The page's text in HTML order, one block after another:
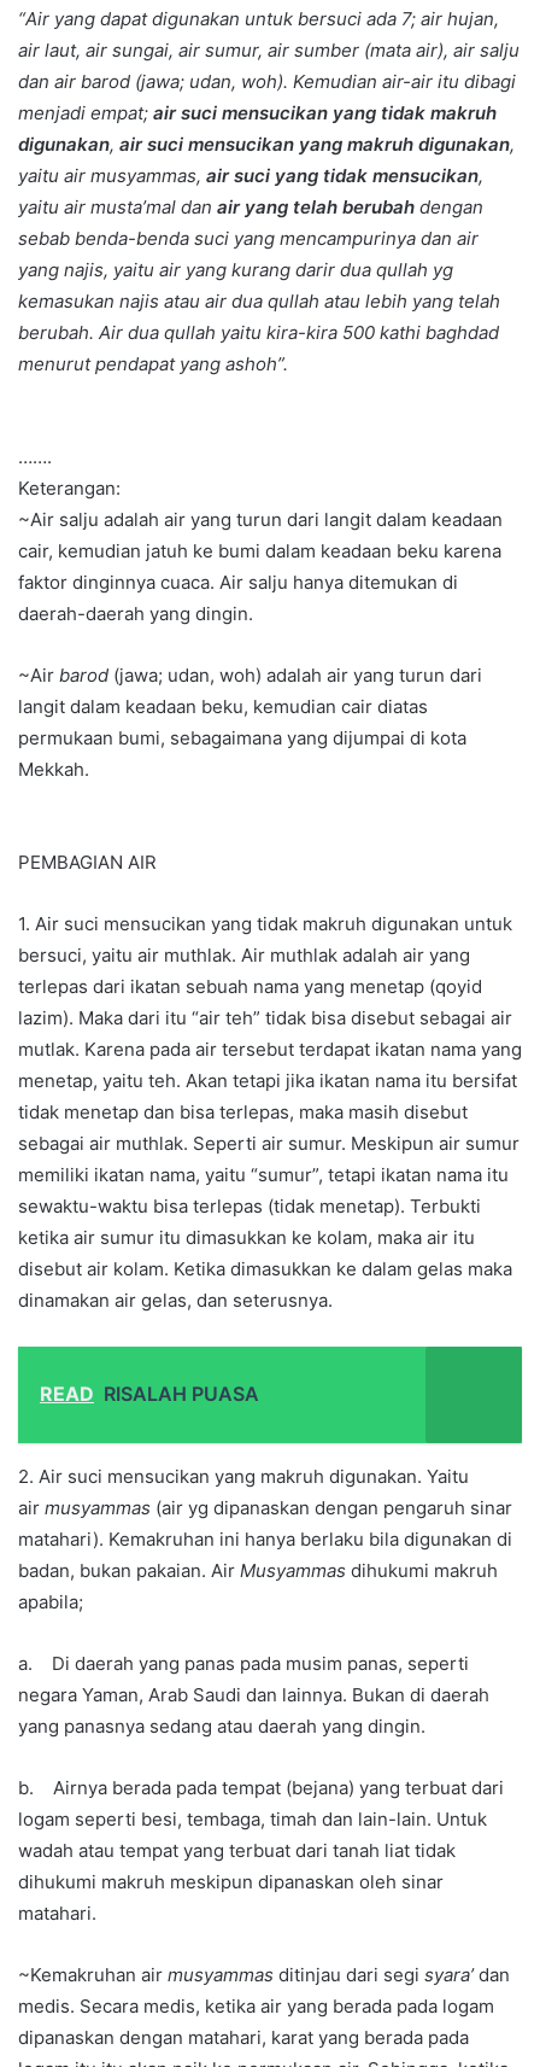
“Air yang dapat digunakan untuk bersuci ada 7; air hujan,
air laut, air sungai, air sumur, air sumber (mata air), air salju
dan air barod (jawa; udan, woh). Kemudian air-air itu dibagi
menjadi empat; air suci mensucikan yang tidak makruh
digunakan, air suci mensucikan yang makruh digunakan,
yaitu air musyammas, air suci yang tidak mensucikan,
yaitu air musta’mal dan air yang telah berubah dengan
sebab benda-benda suci yang mencampurinya dan air
yang najis, yaitu air yang kurang darir dua qullah yg
kemasukan najis atau air dua qullah atau lebih yang telah
berubah. Air dua qullah yaitu kira-kira 500 kathi baghdad
menurut pendapat yang ashoh”.
…….
Keterangan:
~Air salju adalah air yang turun dari langit dalam keadaan
cair, kemudian jatuh ke bumi dalam keadaan beku karena
faktor dinginnya cuaca. Air salju hanya ditemukan di
daerah-daerah yang dingin.
~Air barod (jawa; udan, woh) adalah air yang turun dari
langit dalam keadaan beku, kemudian cair diatas
permukaan bumi, sebagaimana yang dijumpai di kota
Mekkah.
PEMBAGIAN AIR
1. Air suci mensucikan yang tidak makruh digunakan untuk
bersuci, yaitu air muthlak. Air muthlak adalah air yang
terlepas dari ikatan sebuah nama yang menetap (qoyid
lazim). Maka dari itu “air teh” tidak bisa disebut sebagai air
mutlak. Karena pada air tersebut terdapat ikatan nama yang
menetap, yaitu teh. Akan tetapi jika ikatan nama itu bersifat
tidak menetap dan bisa terlepas, maka masih disebut
sebagai air muthlak. Seperti air sumur. Meskipun air sumur
memiliki ikatan nama, yaitu “sumur”, tetapi ikatan nama itu
sewaktu-waktu bisa terlepas (tidak menetap). Terbukti
ketika air sumur itu dimasukkan ke kolam, maka air itu
disebut air kolam. Ketika dimasukkan ke dalam gelas maka
dinamakan air gelas, dan seterusnya.
READ RISALAH PUASA
2. Air suci mensucikan yang makruh digunakan. Yaitu
air musyammas (air yg dipanaskan dengan pengaruh sinar
matahari). Kemakruhan ini hanya berlaku bila digunakan di
badan, bukan pakaian. Air Musyammas dihukumi makruh
apabila;
a. Di daerah yang panas pada musim panas, seperti
negara Yaman, Arab Saudi dan lainnya. Bukan di daerah
yang panasnya sedang atau daerah yang dingin.
b. Airnya berada pada tempat (bejana) yang terbuat dari
logam seperti besi, tembaga, timah dan lain-lain. Untuk
wadah atau tempat yang terbuat dari tanah liat tidak
dihukumi makruh meskipun dipanaskan oleh sinar
matahari.
~Kemakruhan air musyammas ditinjau dari segi syara’dan
medis. Secara medis, ketika air yang berada pada logam
dipanaskan dengan matahari, karat yang berada pada